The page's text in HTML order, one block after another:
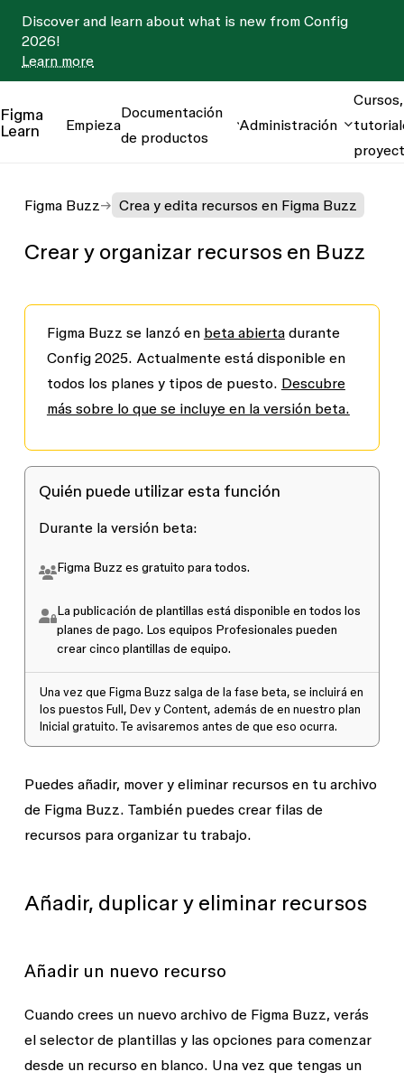
Discover and learn about what is new from Config
2026!
Learn more
Figma
Learn
Empieza
Documentación
de productos
Administración
Cursos,
Figma Buzz Crea y edita recursos en Figma Buzz
Crear y organizar recursos en Buzz
Figma Buzz se lanzó en beta abiertadurante
Config 2025. Actualmente está disponible en
todos los planes y tipos de puesto. Descubre
más sobre lo que se incluye en la versión beta.
Quién puede utilizar esta función
Durante la versión beta:
Figma Buzz es gratuito para todos.
La publicación de plantillas está disponible en todos los
planes de pago. Los equipos Profesionales pueden
crear cinco plantillas de equipo.
Una vez que Figma Buzz salga de la fase beta, se incluirá en
los puestos Full, Dev y Content, además de en nuestro plan
Inicial gratuito. Te avisaremos antes de que eso ocurra.
Puedes añadir, mover y eliminar recursos en tu archivo
de Figma Buzz. También puedes crear filas de
recursos para organizar tu trabajo.
Añadir, duplicar y eliminar recursos
Añadir un nuevo recurso
Cuando crees un nuevo archivo de Figma Buzz, verás
el selector de plantillas y las opciones para comenzar
desde un recurso en blanco. Una vez que tengas un